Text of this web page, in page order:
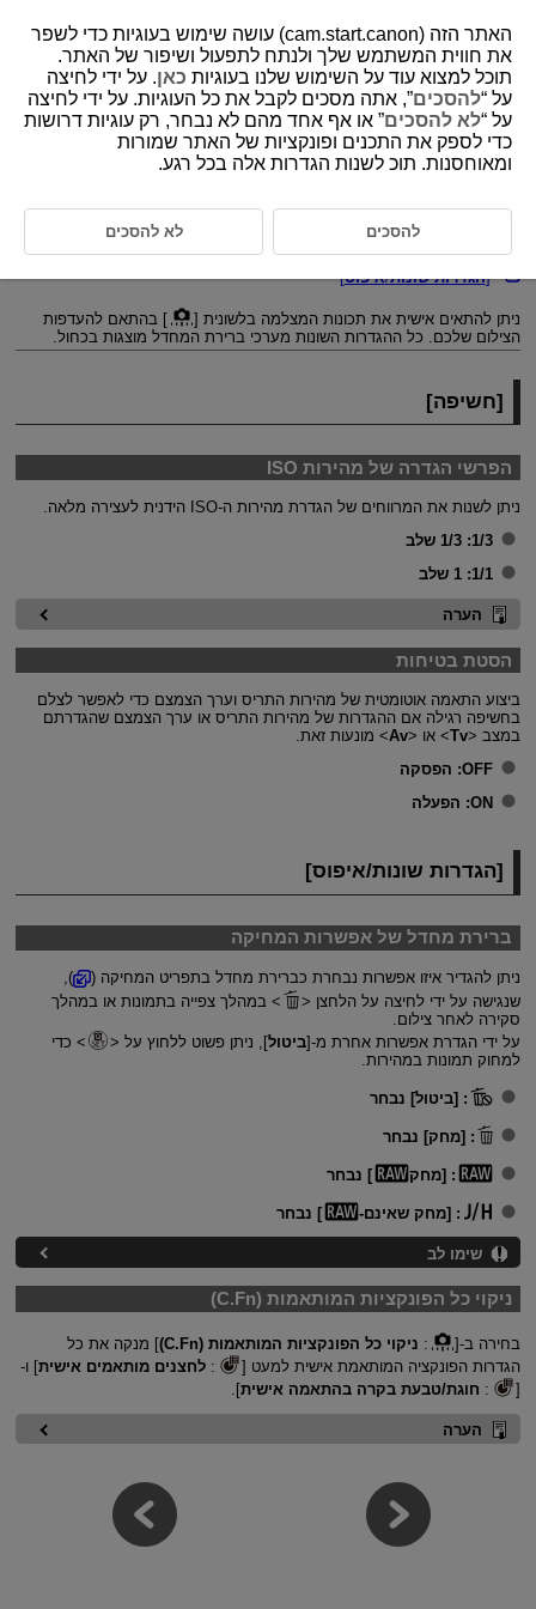
D292-196
פריטי הגדרת פונקציה מותאמת
אישית
[הגדרות שונות/איפוס]
ניתן להתאים אישית את תכונות המצלמה בלשונית [
] בהתאם להעדפות
הצילום שלכם. כל ההגדרות השונות מערכי ברירת המחדל מוצגות בכחול.
[חשיפה]
הפרשי הגדרה של מהירות ISO
ניתן לשנות את המרווחים של הגדרת מהירות ה-ISO הידנית לעצירה מלאה.
1/3: 1/3 שלב
1/1: 1 שלב
הערה
הסטת בטיחות
ביצוע התאמה אוטומטית של מהירות התריס וערך הצמצם כדי לאפשר לצלם
בחשיפה רגילה אם ההגדרות של מהירות התריס או ערך הצמצם שהגדרתם
במצב
Tv או Av מונעות זאת.
OFF:
הפסקה
ON:
הפעלה
[הגדרות שונות/איפוס]
ברירת מחדל של אפשרות המחיקה
ניתן להגדיר איזו אפשרות נבחרת כברירת מחדל בתפריט המחיקה (
),
שנגישה על ידי לחיצה על הלחצן
במהלך צפייה בתמונות או במהלך
סקירה לאחר צילום.
על ידי הגדרת אפשרות אחרת מ-[ביטול], ניתן פשוט ללחוץ על
כדי
למחוק תמונות במהירות.
: [ביטול] נבחר
: [מחק] נבחר
: [מחק ] נבחר
: [מחק שאינם- ] נבחר
שימו לב
ניקוי כל הפונקציות המותאמות (C.Fn)
בחירה ב-[ : ניקוי כל הפונקציות המותאמות (C.Fn)
] מנקה את כל
הגדרות הפונקציה המותאמת אישית למעט [
: לחצנים מותאמים אישית] ו-
[
: חוגת/טבעת בקרה בהתאמה אישית].
הערה
האתר הזה (cam.start.canon) עושה שימוש בעוגיות כדי לשפר
את חווית המשתמש שלך ולנתח לתפעול ושיפור של האתר.
תוכל למצוא עוד על השימוש שלנו בעוגיות כאן. על ידי לחיצה
על “להסכים”, אתה מסכים לקבל את כל העוגיות. על ידי לחיצה
על “לא להסכים” או אף אחד מהם לא נבחר, רק עוגיות דרושות
כדי לספק את התכנים ופונקציות של האתר שמורות
ומאוחסנות. תוכ לשנות הגדרות אלה בכל רגע.
להסכים לא להסכים